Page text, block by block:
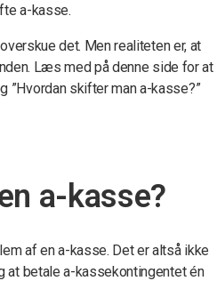
a-kasse.
det. Men realiteten er, at
Læs med på denne side for at
”Hvordan skifter man a-kasse?”
a-kasse?
af en a-kasse. Det er altså ikke
at betale a-kassekontingentet én